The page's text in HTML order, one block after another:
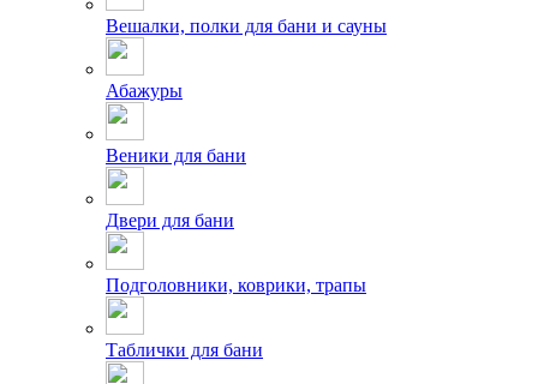
Вешалки, полки для бани и сауны
Абажуры
Веники для бани
Двери для бани
Подголовники, коврики, трапы
Таблички для бани